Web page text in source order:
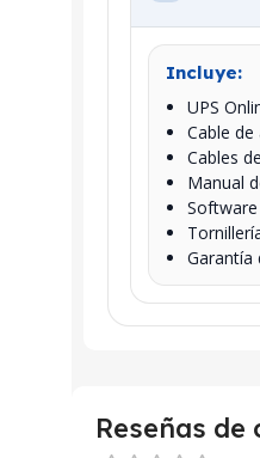
Incluye:
UPS
Cable
Cables
Manual
Garantía
Reseñas de